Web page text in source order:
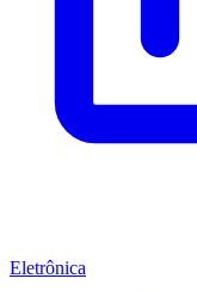
Eletrônica